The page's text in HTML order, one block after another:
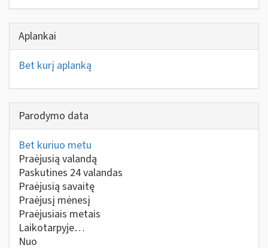
Aplankai
Bet kurį aplanką
Parodymo data
Bet kuriuo metu
Praėjusią valandą
Paskutines 24 valandas
Praėjusią savaitę
Praėjusį mėnesį
Praėjusiais metais
Laikotarpyje…
Nuo